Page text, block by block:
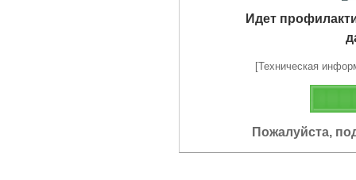
Идет
[Техническая
Пожалуйста,